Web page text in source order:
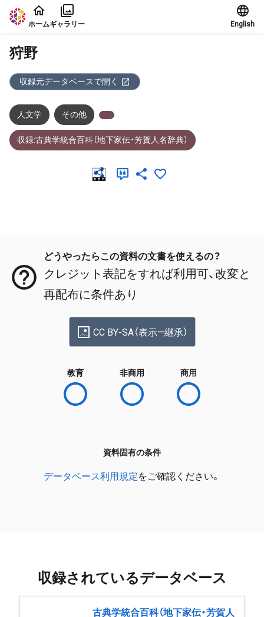
本文に飛ぶ
ホームギャラリー English
狩野
収録元データベースで開く
人文学 その他
収録:古典学統合百科（地下家伝・芳賀人名辞典）
どうやったらこの資料の文書を使えるの？
クレジット表記をすれば利用可、改変と
再配布に条件あり
CC BY-SA（表示—継承）
教育 非商用 商用
資料固有の条件
データベース利用規定をご確認ください。
収録されているデータベース
古典学統合百科（地下家伝・芳賀人